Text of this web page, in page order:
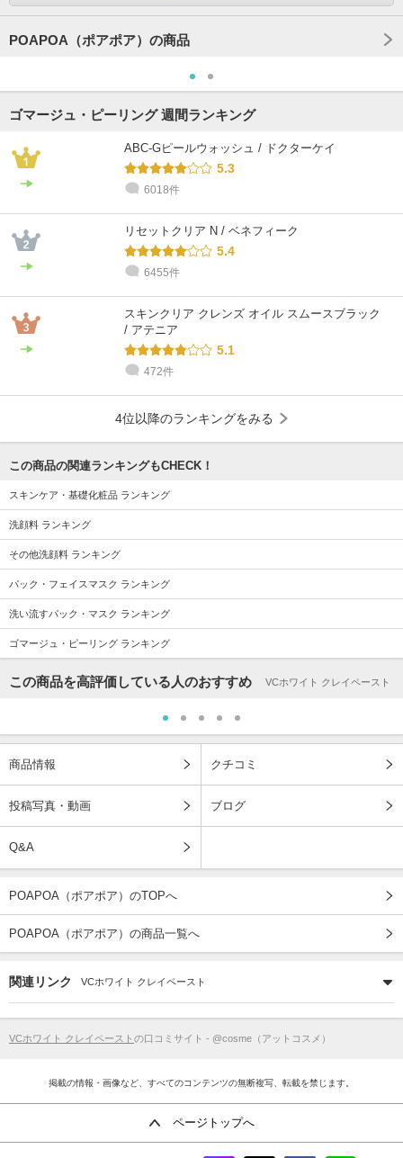
POAPOA（ポアポア）の商品
ゴマージュ・ピーリング 週間ランキング
ABC-Gピールウォッシュ / ドクターケイ
5.3
6018件
リセットクリア N / ベネフィーク
5.4
6455件
スキンクリア クレンズ オイル スムースブラック
/ アテニア
5.1
472件
4位以降のランキングをみる
この商品の関連ランキングもCHECK！
スキンケア・基礎化粧品 ランキング
洗顔料 ランキング
その他洗顔料 ランキング
パック・フェイスマスク ランキング
洗い流すパック・マスク ランキング
ゴマージュ・ピーリング ランキング
この商品を高評価している人のおすすめ VCホワイト クレイペースト
商品情報 クチコミ
投稿写真・動画 ブログ
Q&A
POAPOA（ポアポア）のTOPへ
POAPOA（ポアポア）の商品一覧へ
関連リンク VCホワイト クレイペースト
VCホワイト クレイペースト の口コミサイト - @cosme（アットコスメ）
掲載の情報・画像など、すべてのコンテンツの無断複写、転載を禁じます。
ページトップへ